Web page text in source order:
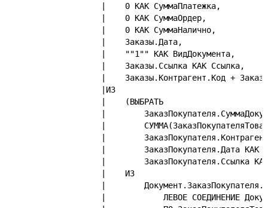
|    0 КАК СуммаПлатежка,
|    0 КАК СуммаОрдер,
|    0 КАК СуммаНалично,
|    Заказы.Дата,
|    ""1"" КАК ВидДокумента,
|    Заказы.Ссылка КАК Ссылка,
|    Заказы.Контрагент.Код +
|ИЗ
|    (ВЫБРАТЬ
|
|
|
|        ЗаказПокупателя.Дата КАК
|        ЗаказПокупателя.Ссылка
|    ИЗ
|
|            ЛЕВОЕ СОЕДИНЕНИЕ